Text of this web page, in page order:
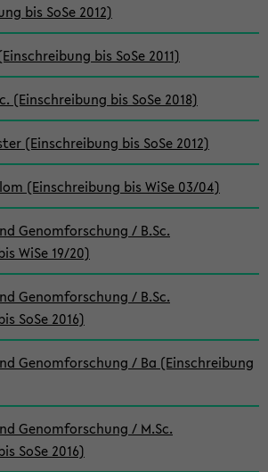
bis SoSe 2012)
bis SoSe 2011)
(Einschreibung bis SoSe 2018)
(Einschreibung bis SoSe 2012)
(Einschreibung bis WiSe 03/04)
Genomforschung / B.Sc.
WiSe 19/20)
Genomforschung / B.Sc.
SoSe 2016)
Genomforschung / Ba (Einschreibung
Genomforschung / M.Sc.
SoSe 2016)